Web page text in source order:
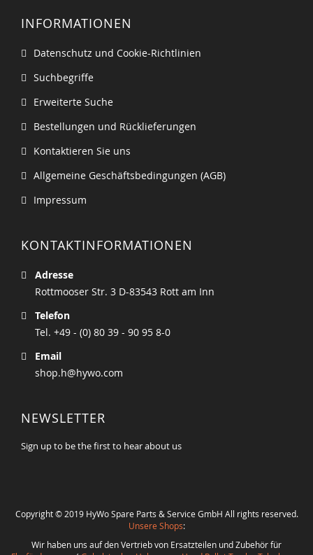
INFORMATIONEN
Datenschutz und Cookie-Richtlinien
Suchbegriffe
Erweiterte Suche
Bestellungen und Rücklieferungen
Kontaktieren Sie uns
Allgemeine Geschäftsbedingungen (AGB)
Impressum
KONTAKTINFORMATIONEN
Adresse
Rottmooser Str. 3 D-83543 Rott am Inn
Telefon
Tel. +49 - (0) 80 39 - 90 95 8-0
Email
shop.h@hywo.com
NEWSLETTER
Sign up to be the first to hear about us
Copyright © 2019 HyWo Spare Parts & Service GmbH All rights reserved.
Unsere Shops:
Wir haben uns auf den Vertrieb von Ersatzteilen und Zubehör für